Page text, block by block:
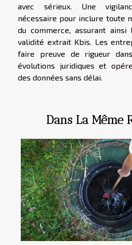
avec sérieux. Une
nécessaire pour inclure toute
du commerce, assurant
validité extrait Kbis. Les
faire preuve de rigueur
évolutions juridiques et
des données sans délai.
Dans La Même